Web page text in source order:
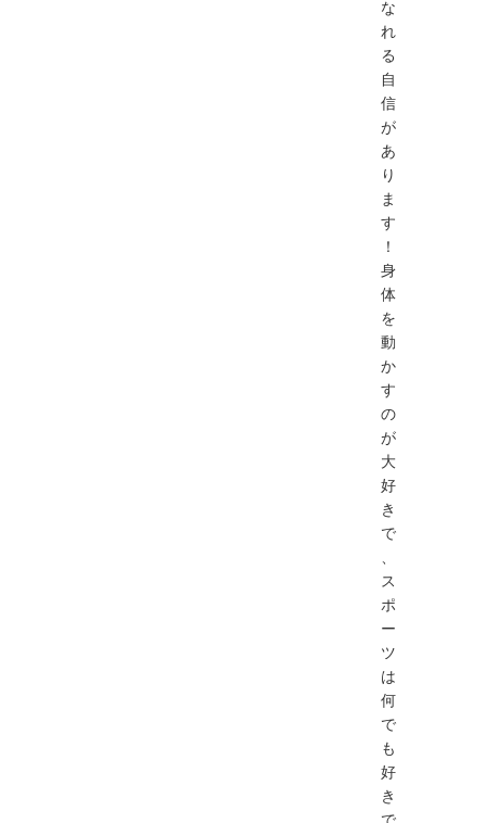
な
れ
る
自
信
が
あ
り
ま
す
！
身
体
を
動
か
す
の
が
大
好
き
で
、
ス
ポ
ー
ツ
は
何
で
も
好
き